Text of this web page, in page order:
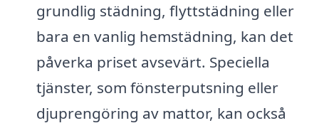
grundlig städning, flyttstädning eller
bara en vanlig hemstädning, kan det
påverka priset avsevärt. Speciella
tjänster, som fönsterputsning eller
djuprengöring av mattor, kan också